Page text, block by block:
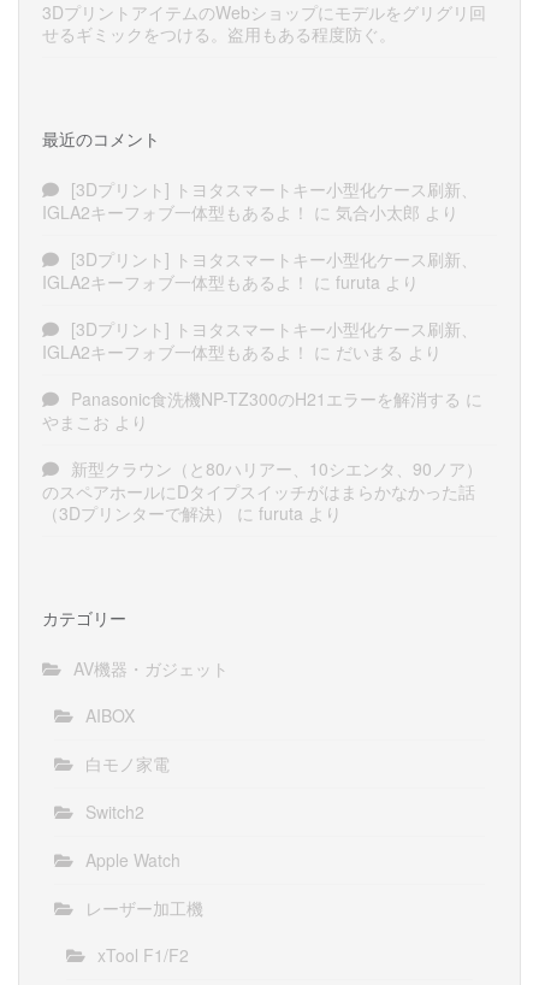
3DプリントアイテムのWebショップにモデルをグリグリ回
せるギミックをつける。盗用もある程度防ぐ。
最近のコメント
[3Dプリント] トヨタスマートキー小型化ケース刷新、
IGLA2キーフォブ一体型もあるよ！ に 気合小太郎 より
[3Dプリント] トヨタスマートキー小型化ケース刷新、
IGLA2キーフォブ一体型もあるよ！ に furuta より
[3Dプリント] トヨタスマートキー小型化ケース刷新、
IGLA2キーフォブ一体型もあるよ！ に だいまる より
Panasonic食洗機NP-TZ300のH21エラーを解消する に
やまこお より
新型クラウン（と80ハリアー、10シエンタ、90ノア）
のスペアホールにDタイプスイッチがはまらかなかった話
（3Dプリンターで解決）
に furuta より
カテゴリー
AV機器・ガジェット
AIBOX
白モノ家電
Switch2
Apple Watch
レーザー加工機
xTool F1/F2